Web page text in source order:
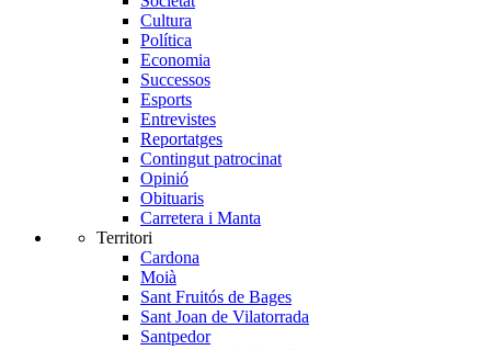
Cultura
Política
Economia
Successos
Esports
Entrevistes
Reportatges
Contingut patrocinat
Opinió
Obituaris
Carretera i Manta
Territori
Cardona
Moià
Sant Fruitós de Bages
Sant Joan de Vilatorrada
Santpedor